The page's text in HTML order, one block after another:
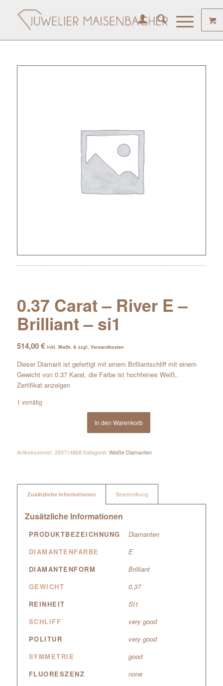
0.37 Carat – River E –
Brilliant – si1
514,00€ inkl. MwSt. & zzgl. Versandkosten
Dieser Diamant ist gefertigt mit einem Brilliantschliff mit einem
Gewicht von 0.37 Karat, die Farbe ist hochfeines Weiß,.
Zertifikat anzeigen
1 vorrätig
In den Warenkorb
Artikelnummer: 265714868 Kategorie: Weiße Diamanten
Zusätzliche Informationen Beschreibung
Zusätzliche Informationen
PRODUKTBEZEICHNUNG
Diamanten
DIAMANTENFARBE
E
DIAMANTENFORM
Brilliant
GEWICHT
0.37
REINHEIT
SI1
SCHLIFF
very good
POLITUR
very good
SYMMETRIE
good
FLUORESZENZ
none